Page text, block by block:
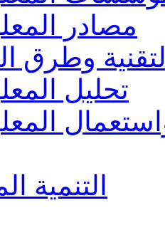
مصادر
وطرق
تحليل
التنمية